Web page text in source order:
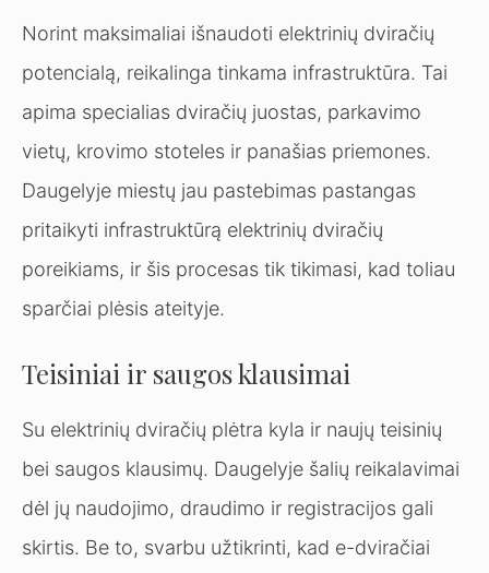
Norint maksimaliai išnaudoti elektrinių dviračių
potencialą, reikalinga tinkama infrastruktūra. Tai
apima specialias dviračių juostas, parkavimo
vietų, krovimo stoteles ir panašias priemones.
Daugelyje miestų jau pastebimas pastangas
pritaikyti infrastruktūrą elektrinių dviračių
poreikiams, ir šis procesas tik tikimasi, kad toliau
sparčiai plėsis ateityje.
Teisiniai ir saugos klausimai
Su elektrinių dviračių plėtra kyla ir naujų teisinių
bei saugos klausimų. Daugelyje šalių reikalavimai
dėl jų naudojimo, draudimo ir registracijos gali
skirtis. Be to, svarbu užtikrinti, kad e-dviračiai